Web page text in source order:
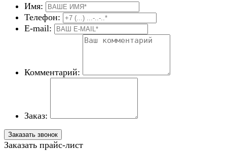
Имя:
Телефон:
E-mail:
Комментарий:
Заказ:
Заказать прайс-лист